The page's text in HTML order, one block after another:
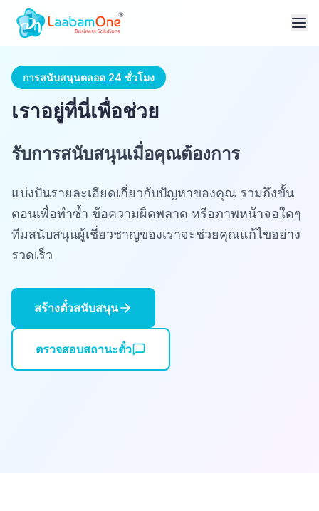
การสนับสนุนตลอด 24 ชั่วโมง
เราอยู่ที่นี่เพื่อช่วย
รับการสนับสนุนเมื่อคุณต้องการ
แบ่งปันรายละเอียดเกี่ยวกับปัญหาของคุณ รวมถึงขั้น
ตอนเพื่อทำซ้ำ ข้อความผิดพลาด หรือภาพหน้าจอใดๆ
ทีมสนับสนุนผู้เชี่ยวชาญของเราจะช่วยคุณแก้ไขอย่าง
รวดเร็ว
สร้างตั๋วสนับสนุน
ตรวจสอบสถานะตั๋ว